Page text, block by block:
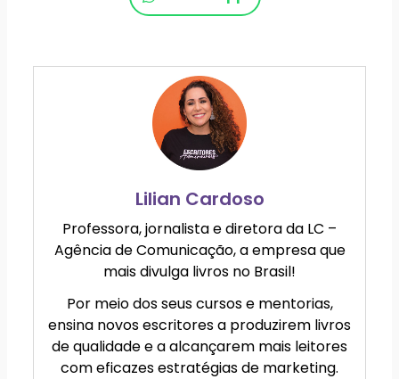
Lilian Cardoso
Professora, jornalista e diretora da LC –
Agência de Comunicação, a empresa que
mais divulga livros no Brasil!
Por meio dos seus cursos e mentorias,
ensina novos escritores a produzirem livros
de qualidade e a alcançarem mais leitores
com eficazes estratégias de marketing.